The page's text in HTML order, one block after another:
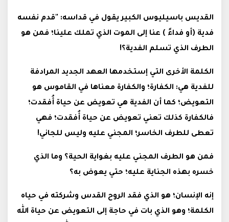
القديس باسيليوس الكبير يقول في قداسه: "قدم نفسه
فدية (أو فداءً ) عنا إلى الموت الذي تملك علينا؛ فمن هو
الطرف الذي تسلم الفدية؟!
الكلمة الأخرى التي إستخدمها العهد الجديد المرادفة
للفدية هي: الكفارة؛ والكفارة معناها في القاموس هو
التعويض؛ كما أن الفدية هي تعويض عن حياة أُفقدت؛
فالكفارة كذلك تعني تعويض عن حياة أُفقدت؛ فهي
تعطى للطرف الخاسر؛ المجني عليه وليس للجاني!
فمن هو الطرف المجني عليه بغواية الحية؟ وما الذي
خسره بهذه الجناية عليه؛ حتي يعوض به؟
إنه الإنسان؛ هو الذي فقد الروح القدس وشركته في حياه
الكلمة؛ وهو الذي بات في حاجة إلى التعويض عن حياة الله